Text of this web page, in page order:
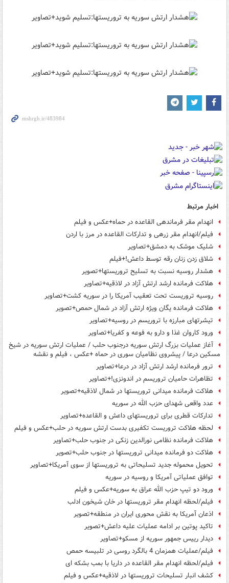
اخبار مرتبط
انهدام مقر فرماندهی القاعده در حماه+عکس و فیلم
فیلم/انهدام مقر زرهی و تدارکات القاعده در مرز با اردن
شلیک موشک به دمشق+تصاویر
شلاق زدن زنان رقه توسط داعش!+فیلم
هشدار روسیه نسبت به تسلیح تروریستها+تصویر
هلاکت فرمانده ارشد ارتش آزاد در لاذقیه+تصاویر
روسیه تروریست تحت تعقیب آمریکا را در سوریه کشت+تصاویر
هلاکت فرمانده یگان ویژه ارتش آزاد در شمال حمص+تصویر
تیشرتهای مبارزه با تروریسم در روسیه+تصاویر
ورود کاروان غذا و دارو به فوعه و کفریا+تصاویر
آغاز عملیات بزرگ ارتش سوریه درجنوب حلب / عملیات ارتش سوریه در شیخ
مسکین درعا / پیشروی نظامیان سوری در حماه +عکس ، فیلم و نقشه
ترور فرمانده ارشد ارتش آزاد در درعا+تصاویر
تظاهرات حامیان تروریسم در اندونزی!+تصاویر
هلاکت فرمانده میدانی تروریستها در شمال لاذقیه+تصویر
عدد واقعی شهدای حزب الله در سوریه
تدارکات قطری برای تروریستهای داعش و القاعده+تصاویر
لحظه هلاکت تروریست تکفیری بدست ارتش سوریه در حلب+عکس و فیلم
هلاکت فرمانده نظامی نورالدین زنکی در جنوب حلب+تصاویر
هلاکت دو فرمانده میدانی تروریستها در جنوب حلب+تصویر
تحویل محموله جدید تسلیحاتی به تروریستها از سوی آمریکا+تصاویر
توافق عملیاتی آمریکا و روسیه در سوریه
ورود دو تیپ حزب الله عراق به سوریه+عکس و فیلم
فیلم/لحظه انهدام مقر تروریستها در خان شیخون ادلب
اذعان آمریکا به نقش محوری ایران در منطقه+تصویر
تاکید پوتین بر ادامه عملیات علیه داعش+تصویر
دیدار رییس جمهور سوریه از مسکو+تصاویر
فیلم/عملیات همزمان 4 بالگرد روسی در تلبیسه حمص
فیلم/لحظه انهدام مقر القاعده در داریا با بمب بشکه ای
کشف انبار تسلیحات تروریستها در لاذقیه+عکس و فیلم